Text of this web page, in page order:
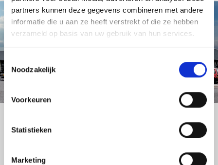
partners kunnen deze gegevens combineren met andere
informatie die u aan ze heeft verstrekt of die ze hebben
verzameld op basis van uw gebruik van hun services.
Toestemmingsselectie
Noodzakelijk
Voorkeuren
Statistieken
Marketing
Vragen of advies nodig?